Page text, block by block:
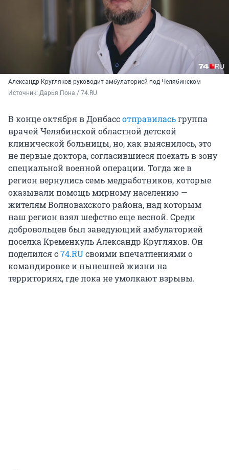
Александр Кругляков руководит амбулаторией под Челябинском
Источник: Дарья Пона / 74.RU
В конце октября в Донбассотправиласьгруппа
врачей Челябинской областной детской
клинической больницы, но, как выяснилось, это
не первые доктора, согласившиеся поехать в зону
специальной военной операции. Тогда же в
регион вернулись семь медработников, которые
оказывали помощь мирному населению —
жителям Волновахского района, над которым
наш регион взял шефство еще весной. Среди
добровольцев был заведующий амбулаторией
поселка Кременкуль Александр Кругляков. Он
поделился с74.RUсвоими впечатлениями о
командировке и нынешней жизни на
территориях, где пока не умолкают взрывы.